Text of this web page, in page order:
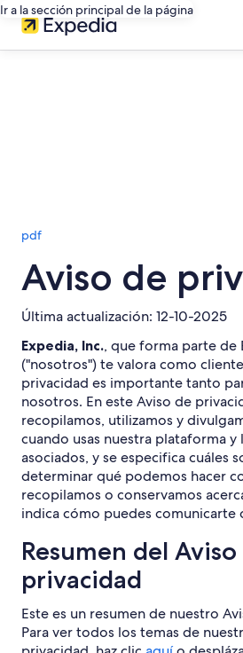
Ir a la sección principal de la página
pdf
Aviso de
Última actualización: 12-10-2025
Expedia, Inc., que forma parte de
("nosotros") te valora como
privacidad es importante tanto
nosotros. En este Aviso de
recopilamos, utilizamos y
cuando usas nuestra plataforma y
asociados, y se especifica cuáles
determinar qué podemos hacer
recopilamos o conservamos
indica cómo puedes comunicarte
Resumen del Aviso
privacidad
Este es un resumen de nuestro
Para ver todos los temas de